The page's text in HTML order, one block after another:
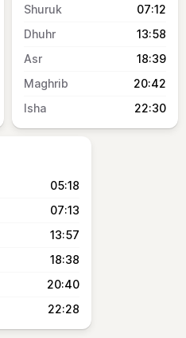
07:12
13:58
18:39
20:42
22:30
05:18
07:13
13:57
18:38
20:40
22:28